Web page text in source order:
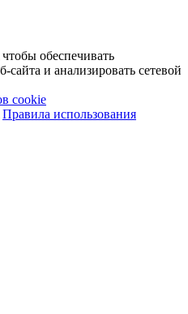
обеспечивать
и анализировать сетевой
cookie
Правила использования